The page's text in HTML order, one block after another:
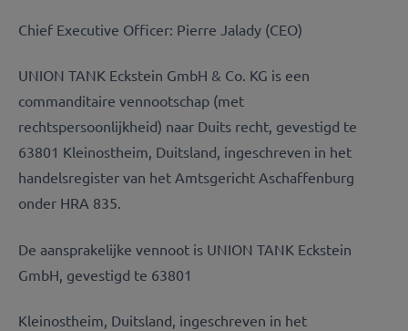
Chief Executive Officer: Pierre Jalady (CEO)
UNION TANK Eckstein GmbH & Co. KG is een
commanditaire vennootschap (met
rechtspersoonlijkheid) naar Duits recht, gevestigd te
63801 Kleinostheim, Duitsland, ingeschreven in het
handelsregister van het Amtsgericht Aschaffenburg
onder HRA 835.
De aansprakelijke vennoot is UNION TANK Eckstein
GmbH, gevestigd te 63801
Kleinostheim, Duitsland, ingeschreven in het